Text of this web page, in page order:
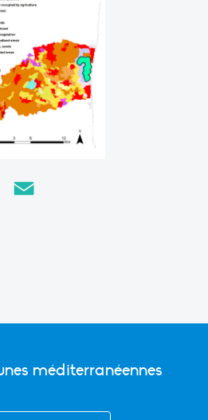
Copy
méditerranéennes